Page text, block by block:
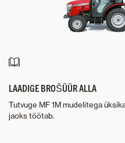
LAADIGE BROŠÜÜR ALLA
Tutvuge MF 1M mudelitega
jaoks töötab.